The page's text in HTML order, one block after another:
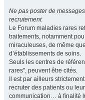
Ne pas poster de
recrutement
Le Forum maladies rares
traitements, notamment
miraculeuses, de même
d’établissements de soins.
Seuls les centres de
rares", peuvent être cités.
Il est par ailleurs
recruter des patients ou
communication… à finalité